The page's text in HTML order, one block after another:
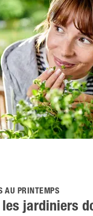
AU PRINTEMPS
les jardiniers